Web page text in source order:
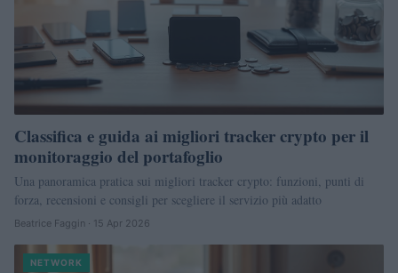
Classifica e guida ai migliori tracker crypto per il
monitoraggio del portafoglio
Una panoramica pratica sui migliori tracker crypto: funzioni, punti di
forza, recensioni e consigli per scegliere il servizio più adatto
Beatrice Faggin · 15 Apr 2026
NETWORK